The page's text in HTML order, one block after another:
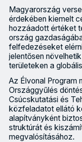
Magyarország
érdekében kiemelt
hozzáadott értéket
ország
felfedezéseket
jelentősen
területeken a
Az Élvonal Program
Országgyűlés
Csúcskutatási és
közfeladatot ellátó
alapítványként
struktúrát és
megvalósításához.